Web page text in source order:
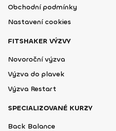
Obchodní podmínky
Nastavení cookies
FITSHAKER VÝZVY
Novoroční výzva
Výzva do plavek
Výzva Restart
SPECIALIZOVANÉ KURZY
Back Balance